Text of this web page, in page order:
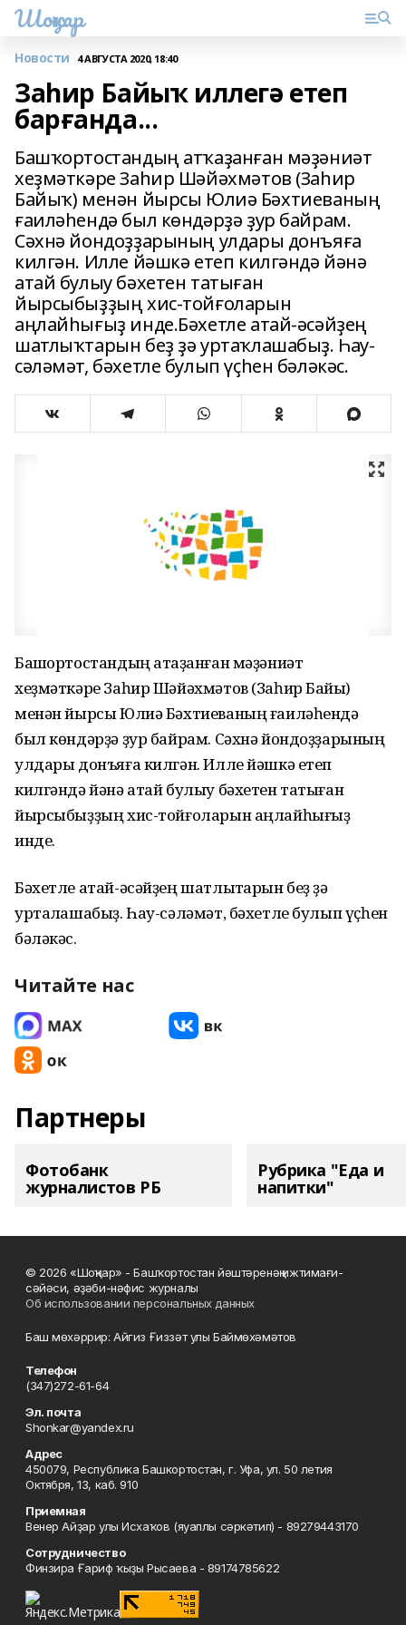
Шоңҡар
Новости 4 АВГУСТА 2020, 18:40
Заһир Байыҡ иллегә етеп
барғанда...
Башҡортостандың атҡаҙанған мәҙәниәт
хеҙмәткәре Заһир Шәйәхмәтов (Заһир
Байыҡ) менән йырсы Юлиә Бәхтиеваның
ғаиләһендә был көндәрҙә ҙур байрам.
Сәхнә йондоҙҙарының улдары донъяға
килгән. Илле йәшкә етеп килгәндә йәнә
атай булыу бәхетен татыған
йырсыбыҙҙың хис-тойғоларын
аңлайһығыҙ инде.Бәхетле атай-әсәйҙең
шатлыҡтарын беҙ ҙә уртаҡлашабыҙ. Һау-
сәләмәт, бәхетле булып үҫһен бәләкәс.
Башҡортостандың атҡаҙанған мәҙәниәт
хеҙмәткәре Заһир Шәйәхмәтов (Заһир Байыҡ)
менән йырсы Юлиә Бәхтиеваның ғаиләһендә
был көндәрҙә ҙур байрам. Сәхнә йондоҙҙарының
улдары донъяға килгән. Илле йәшкә етеп
килгәндә йәнә атай булыу бәхетен татыған
йырсыбыҙҙың хис-тойғоларын аңлайһығыҙ
инде.
Бәхетле атай-әсәйҙең шатлыҡтарын беҙ ҙә
уртаҡлашабыҙ. Һау-сәләмәт, бәхетле булып үҫһен
бәләкәс.
Читайте нас
Партнеры
Фотобанк
журналистов РБ
Рубрика "Еда и
напитки"
© 2026 «Шоңҡар» - Башҡортостан йәштәренәң ижтимағи-
сәйәси, әҙәби-нәфис журналы
Об использовании персональных данных
Баш мөхәррир: Айгиз Ғиззәт улы Баймөхәмәтов
Телефон
(347)272-61-64
Эл. почта
Shonkar@yandex.ru
Адрес
450079, Республика Башкортостан, г. Уфа, ул. 50 летия
Октября, 13, каб. 910
Приемная
Венер Айҙар улы Исхаҡов (яуаплы сәркәтип) - 89279443170
Сотрудничество
Финзира Ғариф ҡыҙы Рысаева - 89174785622